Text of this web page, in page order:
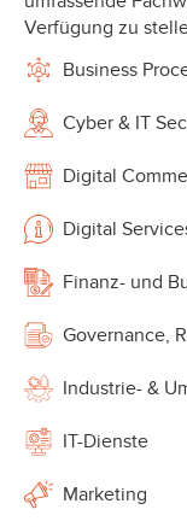
Verfügung zu
Business
Cyber & IT
Digital
Digital
Finanz- und
Governance,
Industrie- &
IT-Dienste
Marketing